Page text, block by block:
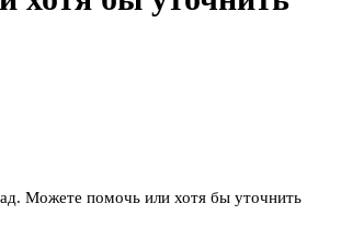
Можете помочь или хотя бы уточнить